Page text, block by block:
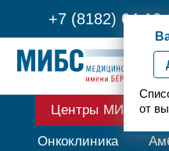
+7 (8182) 64-
от
Центры МИБС
Онкоклиника